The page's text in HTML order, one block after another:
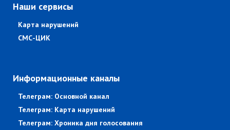
Наши сервисы
Карта нарушений
СМС-ЦИК
Информационные каналы
Телеграм: Основной канал
Телеграм: Карта нарушений
Телеграм: Хроника дня голосования